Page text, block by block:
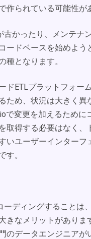
作られている可能性が
かったり、メンテナ
ードベースを始めよう
種となります。
ドETLプラットフォー
ため、状況は大きく異
で変更を加えるために
取得する必要はなく、
いユーザーインターフ
す。
ーディングすることは
きなメリットがありま
のデータエンジニアが